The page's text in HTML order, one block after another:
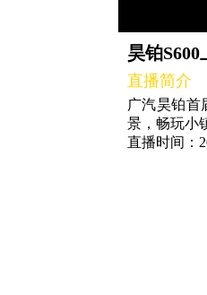
昊铂
直播简介
广汽昊铂首
景，畅玩小
直播时间：